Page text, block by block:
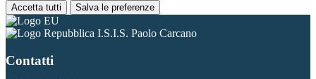
Accetta tutti Salva le preferenze
I.S.I.S. Paolo Carcano
Contatti